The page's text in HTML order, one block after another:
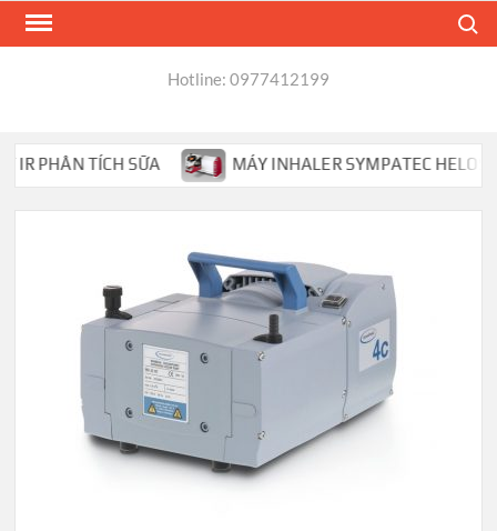
Skip
Hotline: 0977412199
PHÂN TÍCH SỮA MÁY INHALER SYMPATEC HELOS